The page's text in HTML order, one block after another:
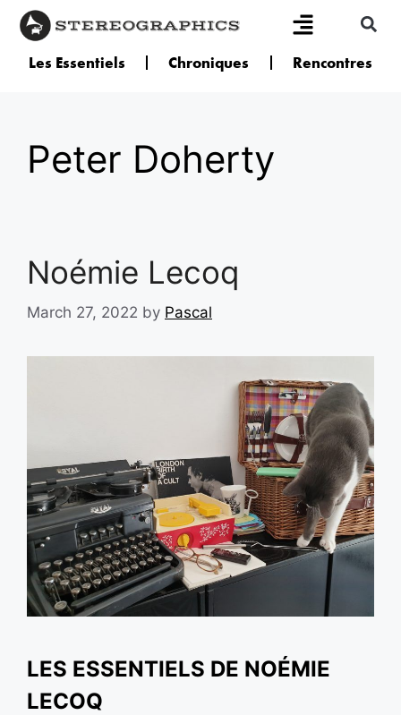
Les Essentiels Chroniques Rencontres
Peter Doherty
Noémie Lecoq
March 27, 2022 by Pascal
LES ESSENTIELS DE NOÉMIE
LECOQ